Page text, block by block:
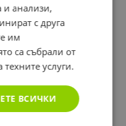
18-годишна възраст,
хора, имащи
съставките!
дневна доза!
да замести
и анализи,
с друга
им
са събрали от
услуги.
ВСИЧКИ